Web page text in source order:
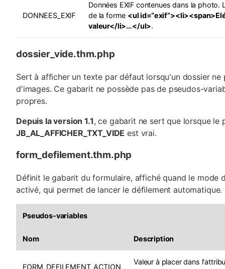
DONNEES_EXIF
Données EXIF contenues dans la photo.
de la forme <ul
valeur</li>…</ul>.
dossier_vide.thm.php
Sert à afficher un texte par défaut lorsqu'un dossier ne
d'images. Ce gabarit ne possède pas de pseudos-
propres.
Depuis la version 1.1, ce gabarit ne sert que lorsque le
JB_AL_AFFICHER_TXT_VIDE est vrai.
form_defilement.thm.php
Définit le gabarit du formulaire, affiché quand le mode
activé, qui permet de lancer le défilement automatique.
Pseudos-variables
Nom Description
FORM_DEFILEMENT_ACTION
Valeur à placer dans